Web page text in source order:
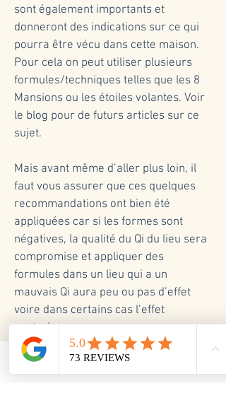
sont également importants et
donneront des indications sur ce qui
pourra être vécu dans cette maison.
Pour cela on peut utiliser plusieurs
formules/techniques telles que les 8
Mansions ou les étoiles volantes. Voir
le blog pour de futurs articles sur ce
sujet.
Mais avant même d’aller plus loin, il
faut vous assurer que ces quelques
recommandations ont bien été
appliquées car si les formes sont
négatives, la qualité du Qi du lieu sera
compromise et appliquer des
formules dans un lieu qui a un
mauvais Qi aura peu ou pas d’effet
voire dans certains cas l’effet
contraire.